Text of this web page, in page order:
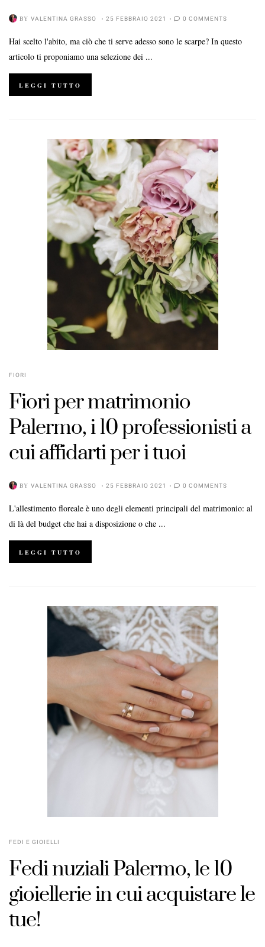
BY VALENTINA GRASSO 25 FEBBRAIO 2021 0 COMMENTS
Hai scelto l'abito, ma ciò che ti serve adesso sono le scarpe? In questo
articolo ti proponiamo una selezione dei ...
LEGGI TUTTO
FIORI
Fiori per matrimonio
Palermo, i 10 professionisti a
cui affidarti per i tuoi
BY VALENTINA GRASSO 25 FEBBRAIO 2021 0 COMMENTS
L'allestimento floreale è uno degli elementi principali del matrimonio: al
di là del budget che hai a disposizione o che ...
LEGGI TUTTO
FEDI E GIOIELLI
Fedi nuziali Palermo, le 10
gioiellerie in cui acquistare le
tue!